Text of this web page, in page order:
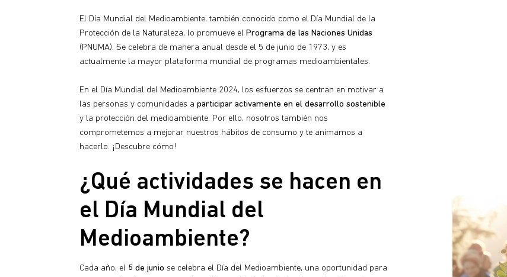
El Día Mundial del Medioambiente, también conocido como el Día Mundial de la
Protección de la Naturaleza, lo promueve el Programa de las Naciones Unidas
(PNUMA). Se celebra de manera anual desde el 5 de junio de 1973, y es
actualmente la mayor plataforma mundial de programas medioambientales.
En el Día Mundial del Medioambiente 2024, los esfuerzos se centran en motivar a
las personas y comunidades a participar activamente en el desarrollo sostenible
y la protección del medioambiente. Por ello, nosotros también nos
comprometemos a mejorar nuestros hábitos de consumo y te animamos a
hacerlo. ¡Descubre cómo!
¿Qué actividades se hacen en
el Día Mundial del
Medioambiente?
Cada año, el 5 de junio se celebra el Día del Medioambiente, una oportunidad para